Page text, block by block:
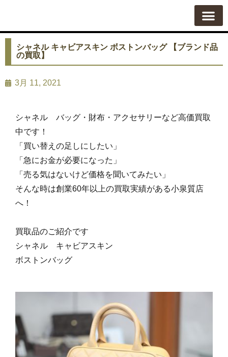
シャネル キャビアスキン ボストンバッグ 【ブランド品
の買取】
3月 11, 2021
シャネル バッグ・財布・アクセサリーなど高価買取
中です！
「買い替えの足しにしたい」
「急にお金が必要になった」
「売る気はないけど価格を聞いてみたい」
そんな時は創業60年以上の買取実績がある小泉質店
へ！
買取品のご紹介です
シャネル キャビアスキン
ボストンバッグ